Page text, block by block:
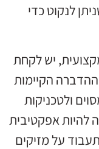
לנקוט כדי
יש לקחת
הקיימות
ולטכניקות
להיות אפקטיבית
על מזיקים